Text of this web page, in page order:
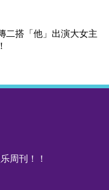
二搭「他」出演大女主
周刊！！